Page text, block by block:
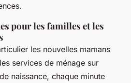
pour les familles et les
les nouvelles mamans
services de ménage sur
naissance, chaque minute